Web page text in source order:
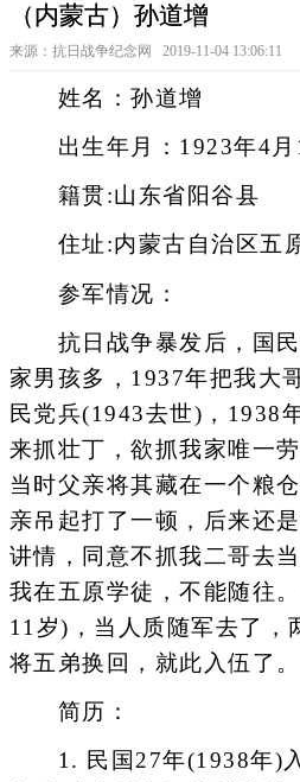
（内蒙古）孙道增
来源：抗日战争纪念网 2019-11-04 13:06:11
姓名：孙道增
出生年月：1923年4月
籍贯:山东省阳谷县
住址:内蒙古自治区五
参军情况：
抗日战争暴发后，国民
家男孩多，1937年把我大
民党兵(1943去世)，1938
来抓壮丁，欲抓我家唯一
当时父亲将其藏在一个粮
亲吊起打了一顿，后来还
讲情，同意不抓我二哥去
我在五原学徒，不能随往
11岁)，当人质随军去了，
将五弟换回，就此入伍了。
简历：
1. 民国27年(1938年)入